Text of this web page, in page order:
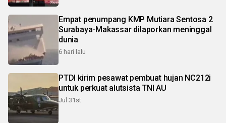
Empat penumpang KMP Mutiara Sentosa 2
Surabaya-Makassar dilaporkan meninggal
dunia
6 hari lalu
PTDI kirim pesawat pembuat hujan NC212i
untuk perkuat alutsista TNI AU
Jul 31st